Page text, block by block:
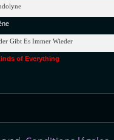
Gibt Es Immer Wieder
ofEverything